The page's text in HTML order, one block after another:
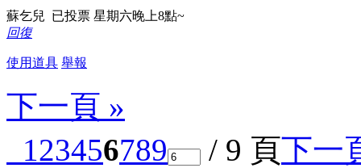
蘇乞兒 已投票 星期六晚上8點~
回復
使用道具 舉報
下一頁 »
123456789 / 9 頁下一